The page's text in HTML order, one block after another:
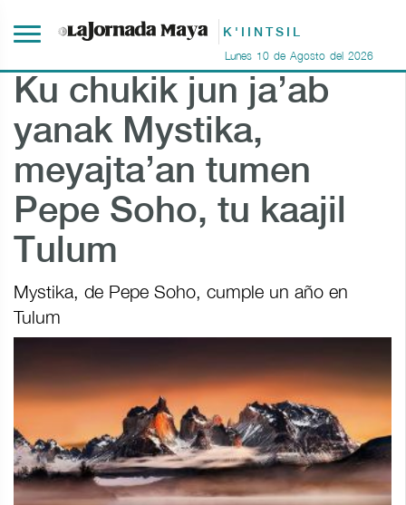
K'IINTSIL
Lunes 10 de Agosto del 2026
Ku chukik jun ja’ab
yanak Mystika,
meyajta’an tumen
Pepe Soho, tu kaajil
Tulum
Mystika, de Pepe Soho, cumple un año en
Tulum